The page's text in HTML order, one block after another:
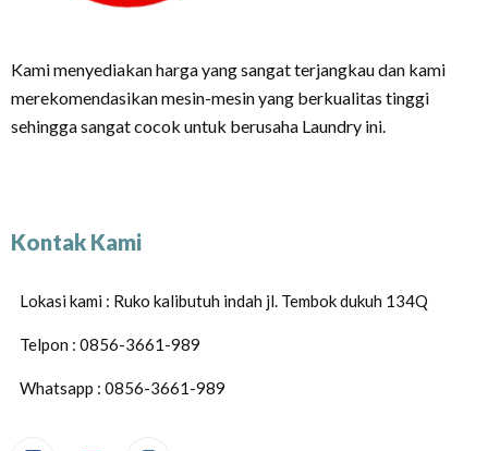
Kami menyediakan harga yang sangat terjangkau dan kami
merekomendasikan mesin-mesin yang berkualitas tinggi
sehingga sangat cocok untuk berusaha Laundry ini.
Kontak Kami
Lokasi kami : Ruko kalibutuh indah jl. Tembok dukuh 134Q
Telpon : 0856-3661-989
Whatsapp : 0856-3661-989